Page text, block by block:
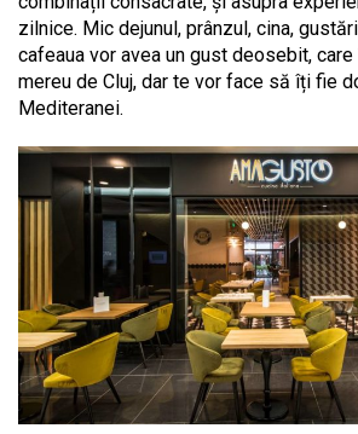
zilnice. Mic dejunul, prânzul, cina,
cafeaua vor avea un gust deosebit,
mereu de Cluj, dar te vor face să îți fie
Mediteranei.